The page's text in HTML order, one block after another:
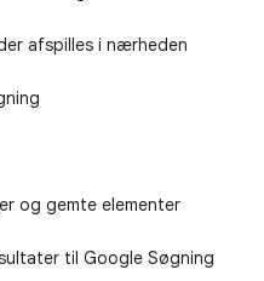
afspilles i nærheden
og gemte elementer
til Google Søgning